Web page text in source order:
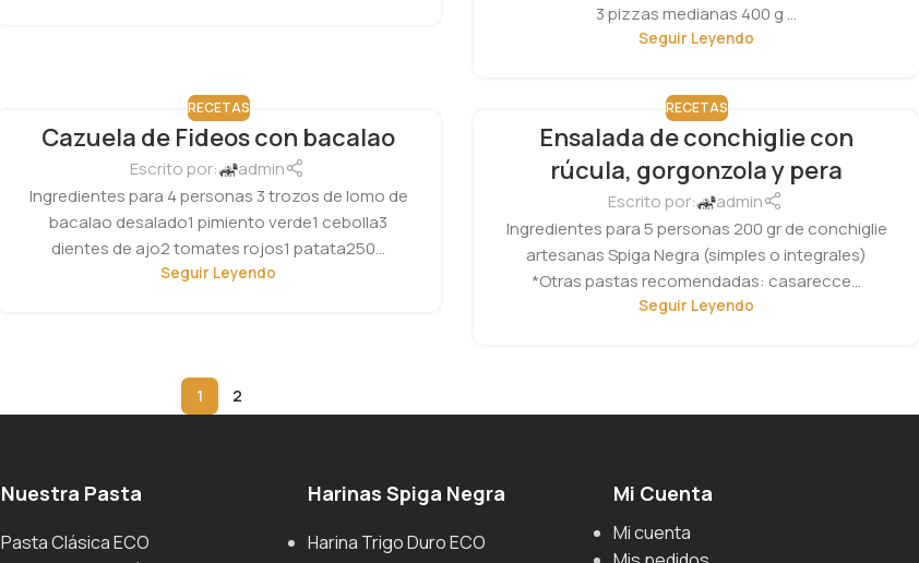
3 pizzas medianas 400 g ...
Seguir Leyendo
RECETAS
Cazuela de Fideos con bacalao
Escrito por:
admin
Ingredientes para 4 personas 3 trozos de lomo de
bacalao desalado1 pimiento verde1 cebolla3
dientes de ajo2 tomates rojos1 patata250...
Seguir Leyendo
RECETAS
Ensalada de conchiglie con
rúcula, gorgonzola y pera
Escrito por:
admin
Ingredientes para 5 personas 200 gr de conchiglie
artesanas Spiga Negra (simples o integrales)
*Otras pastas recomendadas: casarecce...
Seguir Leyendo
1 2
Nuestra Pasta
Pasta Clásica ECO
Harinas Spiga Negra
Harina Trigo Duro ECO
Mi Cuenta
Mi cuenta